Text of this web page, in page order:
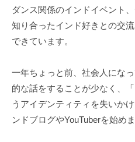
ダンス関係のインドイベント
知り合ったインド好きとの交
できています。
一年ちょっと前、社会人にな
的な話をすることが少なく、
うアイデンティティを失いか
ンドブログやYouTuberを始めま